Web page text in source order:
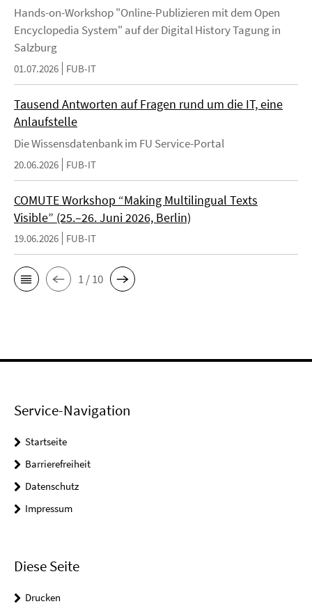
Hands-on-Workshop "Online-Publizieren mit dem Open
Encyclopedia System" auf der Digital History Tagung in
Salzburg
01.07.2026 FUB-IT
Tausend Antworten auf Fragen rund um die IT, eine
Anlaufstelle
Die Wissensdatenbank im FU Service-Portal
20.06.2026 FUB-IT
COMUTE Workshop “Making Multilingual Texts
Visible” (25.–26. Juni 2026, Berlin)
19.06.2026 FUB-IT
1 / 10
Service-Navigation
Startseite
Barrierefreiheit
Datenschutz
Impressum
Diese Seite
Drucken